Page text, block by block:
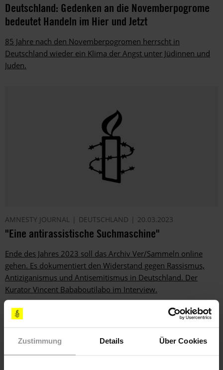
Zustimmung Details Über Cookies
Deutschland: Gedenken an die Novemberpogrome
bedeutet Handeln im Hier und Jetzt
85 Jahre nach den Novemberpogromen herrscht in
Deutschland wieder ein Klima der Angst unter Jüdinnen und
Juden.
AMNESTY JOURNAL DEUTSCHLAND 20.03.2023
"Eine antirassistische Suchmaschine"
Ende des Jahres 2023 soll das Archiv Ver/Sammeln online
gehen. Es dokumentiert den Widerstand gegen Rassismus,
Antiziganismus und Antisemitismus in Deutschland. Der
Kurator Vincent Bababoutilabo im Interview.